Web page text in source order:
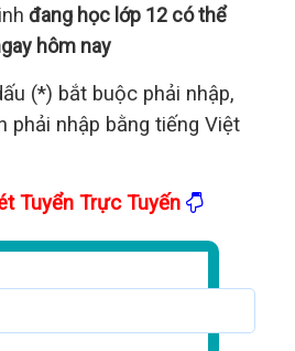
đang học lớp 12 có thể
hôm nay
(*) bắt buộc phải nhập,
phải nhập bằng tiếng Việt
Tuyển Trực Tuyến